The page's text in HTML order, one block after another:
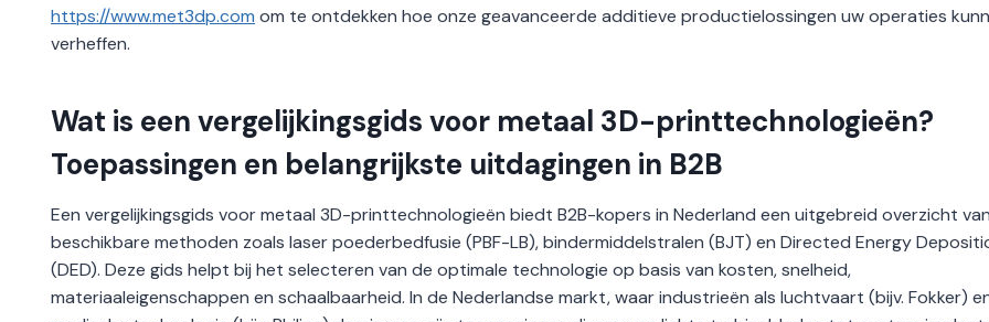
https://www.met3dp.com om te ontdekken hoe onze geavanceerde additieve productielossingen uw operaties
verheffen.
Wat is een vergelijkingsgids voor metaal 3D-printtechnologieën?
Toepassingen en belangrijkste uitdagingen in B2B
Een vergelijkingsgids voor metaal 3D-printtechnologieën biedt B2B-kopers in Nederland een uitgebreid overzicht van
beschikbare methoden zoals laser poederbedfusie (PBF-LB), bindermiddelstralen (BJT) en Directed Energy
(DED). Deze gids helpt bij het selecteren van de optimale technologie op basis van kosten, snelheid,
materiaaleigenschappen en schaalbaarheid. In de Nederlandse markt, waar industrieën als luchtvaart (bijv. Fokker)